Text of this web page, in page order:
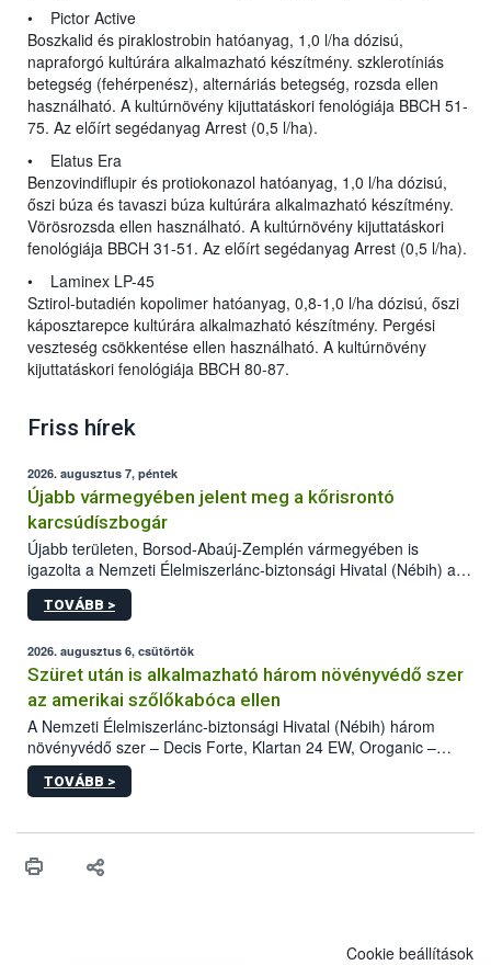
• Pictor Active
Boszkalid és piraklostrobin hatóanyag, 1,0 l/ha dózisú,
napraforgó kultúrára alkalmazható készítmény. szklerotíniás
betegség (fehérpenész), alternáriás betegség, rozsda ellen
használható. A kultúrnövény kijuttatáskori fenológiája BBCH 51-
75. Az előírt segédanyag Arrest (0,5 l/ha).
• Elatus Era
Benzovindiflupir és protiokonazol hatóanyag, 1,0 l/ha dózisú,
őszi búza és tavaszi búza kultúrára alkalmazható készítmény.
Vörösrozsda ellen használható. A kultúrnövény kijuttatáskori
fenológiája BBCH 31-51. Az előírt segédanyag Arrest (0,5 l/ha).
• Laminex LP-45
Sztirol-butadién kopolimer hatóanyag, 0,8-1,0 l/ha dózisú, őszi
káposztarepce kultúrára alkalmazható készítmény. Pergési
veszteség csökkentése ellen használható. A kultúrnövény
kijuttatáskori fenológiája BBCH 80-87.
Friss hírek
2026. augusztus 7, péntek
Újabb vármegyében jelent meg a kőrisrontó
karcsúdíszbogár
Újabb területen, Borsod-Abaúj-Zemplén vármegyében is
igazolta a Nemzeti Élelmiszerlánc-biztonsági Hivatal (Nébih) a
kőrisrontó karcsúdíszbogár (Agrilus planipennis) jelenlétét. A
kártevőt nem csak színcsapdában találták meg, de már fertőzött
az intenzív felderítést, emellett az intézkedéseket a szlovák
hatósággal is összehangolják a terjedés megállítása érdekében.
TOVÁBB >
2026. augusztus 6, csütörtök
Szüret után is alkalmazható három növényvédő szer
az amerikai szőlőkabóca ellen
A Nemzeti Élelmiszerlánc-biztonsági Hivatal (Nébih) három
növényvédő szer – Decis Forte, Klartan 24 EW, Oroganic –
engedélyokiratát módosította, így azok a szüretet követően,
egészen a vesszőérettség (BBCH 91) stádiumáig
érésű szőlőkben is legyen lehetőség a károsító elleni további
felhasználók számára is elérhető és ökológiai termesztésben is
TOVÁBB >
Cookie beállítások